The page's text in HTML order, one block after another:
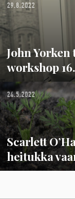
29.8.2022
John
workshop
24.5.2022
Scarlett
heitukka